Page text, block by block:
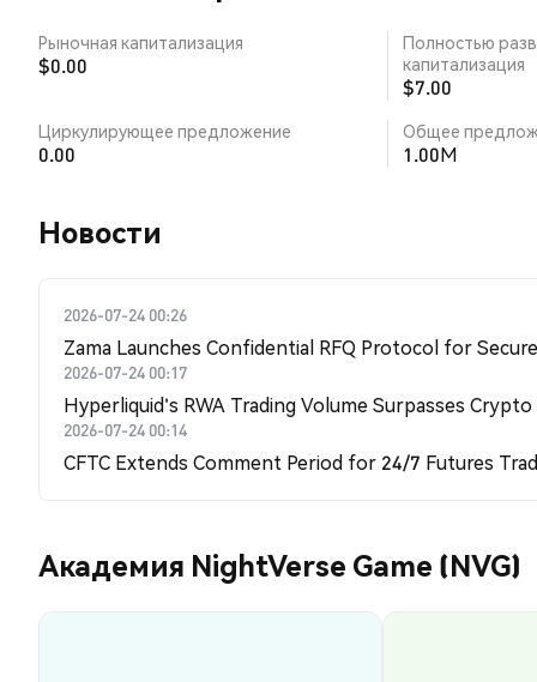
Рыночная капитализация
$0.00
Полностью
капитализация
$7.00
Циркулирующее предложение
0.00
Общее
1.00M
Новости
2026-07-24 00:26
Zama Launches Confidential RFQ Protocol for
2026-07-24 00:17
Hyperliquid's RWA Trading Volume Surpasses
2026-07-24 00:14
CFTC Extends Comment Period for 24/7 Futures
Академия NightVerse Game (NVG)